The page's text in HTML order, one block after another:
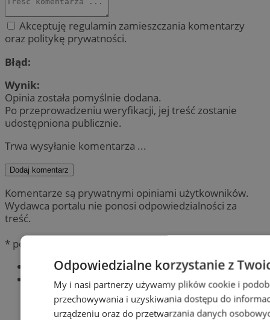
Akceptuję regulamin zamieszczania komentarzy
oraz politykę prywatności.
Błąd:
Wynik:
Opinia została pomyślnie dodana.
Po przeprowadzeniu weryfikacji, jej treść zostanie
udostępniona publicznie.
Trwa wysyłanie komentarza ...
Dodaj komentarz
Komentarze są prywatnymi opiniami użytkowników.
Wydawca portalu nie ponosi odpowiedzialności za
treść.
* pola obowiązkowe
Najnowsze
Popularne
Odpowiedzialne korzystanie z
My i nasi partnerzy używamy plików cookie i
przechowywania i uzyskiwania dostępu do
urządzeniu oraz do przetwarzania danych